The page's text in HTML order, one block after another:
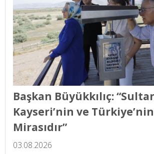
Başkan Büyükkılıç:
Kayseri’nin ve
Mirasıdır”
03.08.2026